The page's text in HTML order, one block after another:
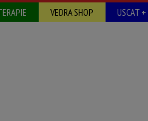
VEDRA SHOP USCAT